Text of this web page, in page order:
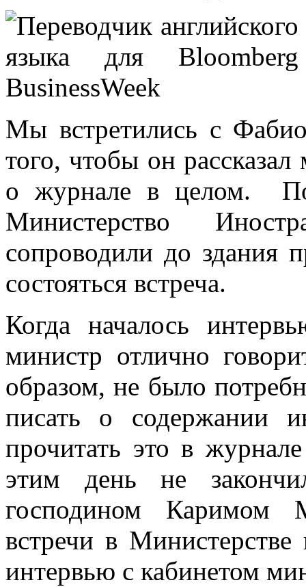
Мы встретились с
того, чтобы он
о журнале в целом.
Министерство
сопроводили до здания
состояться встреча.
Когда началось
министр отлично
образом, не было
писать о содержании
прочитать это в
этим день не
господином Каримом
встречи в
интервью с кабинетом